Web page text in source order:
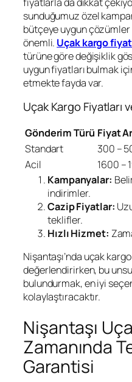
sunduğumuz özel
bütçeye uygun
önemli. Uçak kargo
türüne göre değişiklik
uygun fiyatları bulmak
etmekte fayda var.
Uçak Kargo Fiyatları
Gönderim Türü Fiyat
Standart
300 –
Acil
1600 –
Kampanyalar:
indirimler.
Cazip Fiyatlar:
teklifler.
Hızlı Hizmet:
Nişantaşı’nda uçak
değerlendirirken, bu
bulundurmak, en iyi
kolaylaştıracaktır.
Nişantaşı
Zamanında
Garantisi